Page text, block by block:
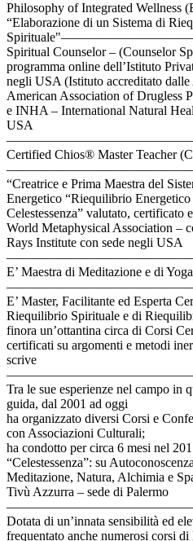
Philosophy of Integrated Wellness
“Elaborazione di un Sistema di
Spiritual Counselor – (Counselor
programma online dell’Istituto
negli USA (Istituto accreditato
American Association of Drugless
e INHA – International Natural
USA
Certified Chios® Master Teacher
“Creatrice e Prima Maestra del
Energetico “Riequilibrio
Celestessenza” valutato, certificato
World Metaphysical Association –
Rays Institute con sede negli USA
E’ Maestra di Meditazione e di
E’ Master, Facilitante ed Esperta
Riequilibrio Spirituale e di
finora un’ottantina circa di Corsi
certificati su argomenti e metodi
scrive
Tra le sue esperienze nel campo in
guida, dal 2001 ad oggi
ha organizzato diversi Corsi e
con Associazioni Culturali;
ha condotto per circa 6 mesi nel
“Celestessenza”: su
Meditazione, Natura, Alchimia e
Tivù Azzurra – sede di Palermo
Dotata di un’innata sensibilità ed
frequentato anche numerosi corsi